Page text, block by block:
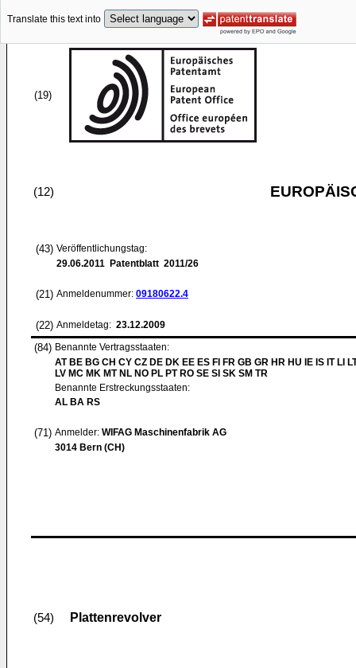
Translate this text into
(19)
(12)
(43) Veröffentlichungstag:
29.06.2011 Patentblatt 2011/26
(21) Anmeldenummer: 09180622.4
(22) Anmeldetag: 23.12.2009
(84) Benannte Vertragsstaaten:
AT BE BG CH CY CZ DE DK EE ES FI FR GB GR HR HU IE IS IT LI
LV MC MK MT NL NO PL PT RO SE SI SK SM TR
Benannte Erstreckungsstaaten:
AL BA RS
(71) Anmelder: WIFAG Maschinenfabrik AG
3014 Bern (CH)
(54) Plattenrevolver